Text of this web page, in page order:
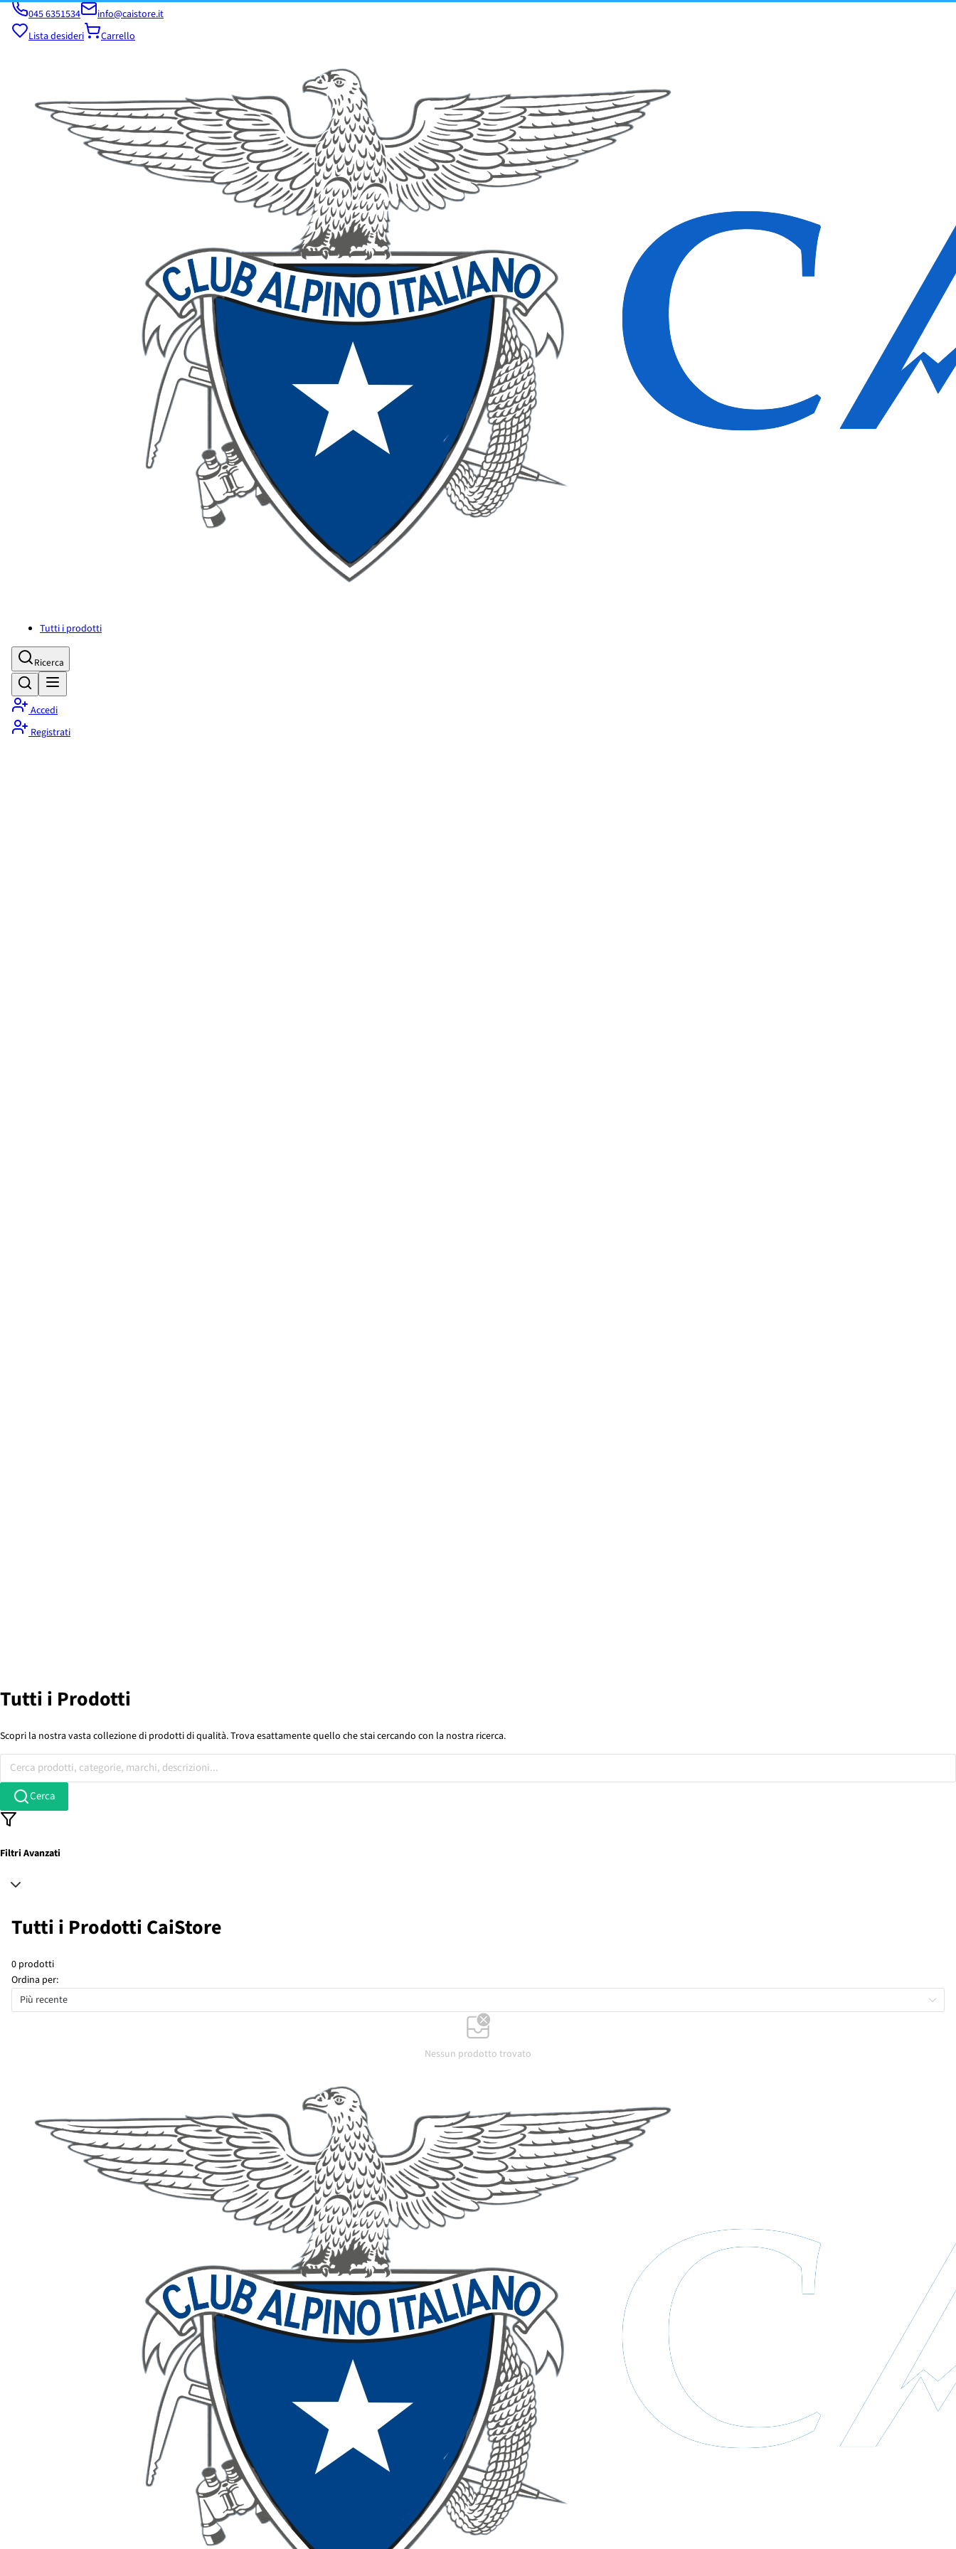
045 6351534
info@caistore.it
Lista desideri
Carrello
Tutti i prodotti
Ricerca
Accedi
Registrati
Tutti i Prodotti
Scopri la nostra vasta collezione di prodotti di qualità. Trova esattamente quello che stai cercando con la nostra ricerca.
Cerca prodotti, categorie, marchi, descrizioni...
Cerca
Filtri Avanzati
Tutti i Prodotti CaiStore
0 prodotti
Ordina per:
Più recente
Nessun prodotto trovato